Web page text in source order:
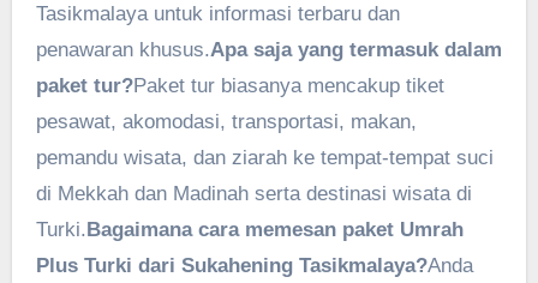
Tasikmalaya untuk informasi terbaru dan
penawaran khusus.Apa saja yang termasuk dalam
paket tur?Paket tur biasanya mencakup tiket
pesawat, akomodasi, transportasi, makan,
pemandu wisata, dan ziarah ke tempat-tempat suci
di Mekkah dan Madinah serta destinasi wisata di
Turki.Bagaimana cara memesan paket Umrah
Plus Turki dari Sukahening Tasikmalaya?Anda